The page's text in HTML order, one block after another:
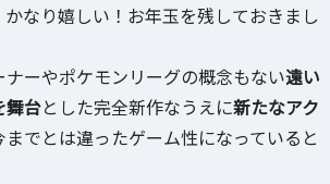
なり嬉しい！お年玉を残しておきまし
ナーやポケモンリーグの概念もない遠い
舞台とした完全新作なうえに新たなアク
でとは違ったゲーム性になっていると